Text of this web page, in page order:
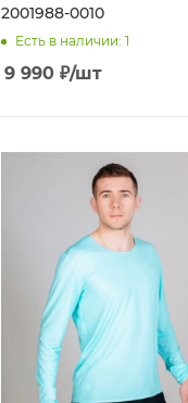
2001988-0010
Есть в наличии: 1
9 990₽/шт